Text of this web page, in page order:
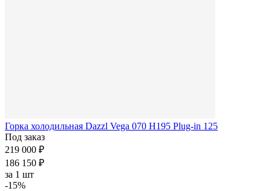
Горка холодильная Dazzl Vega 070 H195 Plug-in 125
Под заказ
219 000 ₽
186 150 ₽
за 1 шт
-15%